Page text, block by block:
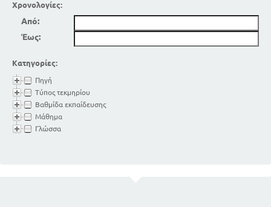
Χρονολογίες:
Από:
Έως:
Κατηγορίες:
Πηγή
Τύπος τεκμηρίου
Βαθμίδα εκπαίδευσης
Μάθημα
Γλώσσα